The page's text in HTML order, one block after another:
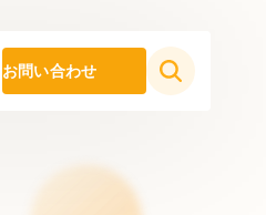
お問い合わせ